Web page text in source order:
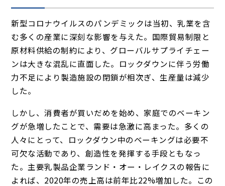
新型コロナウイルスのパンデミックは当初、乳業を含
む多くの産業に深刻な影響を与えた。国際貿易制限と
原材料供給の制約により、グローバルサプライチェー
ンは大きな混乱に直面した。ロックダウンに伴う労働
力不足により製造施設の閉鎖が相次ぎ、生産量は減少
した。
しかし、消費者が買いだめを始め、家庭でのベーキン
グが急増したことで、需要は急激に高まった。多くの
人々にとって、ロックダウン中のベーキングは必要不
可欠な活動であり、創造性を発揮する手段ともなっ
た。主要乳製品企業ランド・オー・レイクスの報告に
よれば、2020年の売上高は前年比22%増加した。この